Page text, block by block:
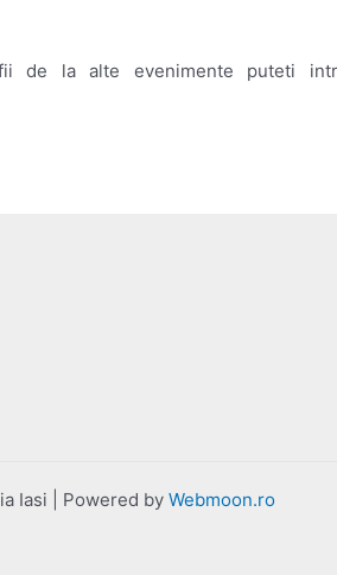
de la alte evenimente puteti
Iasi | Powered by Webmoon.ro